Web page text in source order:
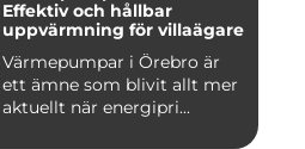
Effektiv och hållbar
uppvärmning för villaägare
Värmepumpar i Örebro är
ett ämne som blivit allt mer
aktuellt när energipri...